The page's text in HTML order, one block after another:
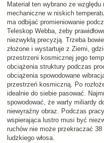
Materiał ten wybrano ze
mechaniczne w niskich
ma odbijać promieniowanie
Teleskop Webba, żeby
niezwykłą precyzją. Trzeba
złożone i wystartuje z Ziemi,
przestrzeni kosmicznej jego
obciążenia struktury podczas
obciążenia spowodowane
przestrzeń kosmiczną. Po
idealnie do siebie pasować.
spowodować, że warty miliardy
niewyraźny obraz. Podczas
wspierająca lustro musi być
ruchów nie może przekraczać
ludzkiego włosa.